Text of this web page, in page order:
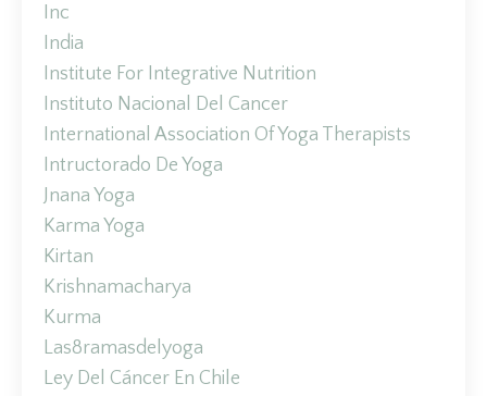
Inc
India
Institute For Integrative Nutrition
Instituto Nacional Del Cancer
International Association Of Yoga Therapists
Intructorado De Yoga
Jnana Yoga
Karma Yoga
Kirtan
Krishnamacharya
Kurma
Las8ramasdelyoga
Ley Del Cáncer En Chile